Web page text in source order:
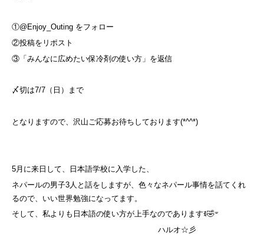
①@Enjoy_Outing をフォロー
②投稿をリポスト
③「みんなに広めたい保冷剤の使い方」を返信
〆切は7/7（日）まで
となりますので、沢山ご応募お待ちしております(*^^*)
5月に来日して、日本語学校に入学した、
ネパールの男子3人と話をしますが、色々なネパール事情を話てくれ
るので、いい世界勉強になってます。
そして、私よりも日本語の使い方が上手なのでありますꉂ🤣𐤔
ハルオ☆彡